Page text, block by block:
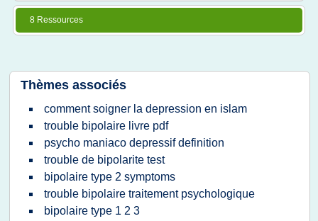
8 Ressources
Thèmes associés
comment soigner la depression en islam
trouble bipolaire livre pdf
psycho maniaco depressif definition
trouble de bipolarite test
bipolaire type 2 symptoms
trouble bipolaire traitement psychologique
bipolaire type 1 2 3